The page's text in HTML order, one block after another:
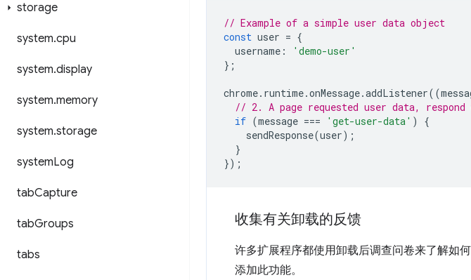
storage
system.cpu
system.display
system.memory
system.storage
systemLog
tabCapture
tabGroups
tabs
// Example of a simple user data object
const user = {
username :
'demo-user'
};
chrome. runtime.onMessage.addListener((
// 2. A page requested user data,
if (message === 'get-user-data' )
{
sendResponse(user);
}
});
收集有关卸载的反馈
许多扩展程序都使用卸载后调查问卷来了解如
添加此功能。